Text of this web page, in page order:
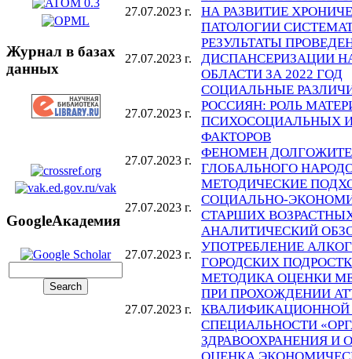
Журнал в базах
данных
GoogleАкадемия
27.07.2023 г.
НА РАЗВИТИЕ
ПАТОЛОГИИ
27.07.2023 г.
РЕЗУЛЬТАТЫ
ДИСПАНСЕРИЗАЦИИ
ОБЛАСТИ ЗА 2022 ГОД
27.07.2023 г.
СОЦИАЛЬНЫЕ
РОССИЯН: РОЛЬ
ПСИХОСОЦИАЛЬНЫХ
ФАКТОРОВ
27.07.2023 г.
ФЕНОМЕН
ГЛОБАЛЬНОГО
27.07.2023 г.
МЕТОДИЧЕСКИЕ
СОЦИАЛЬНО-
СТАРШИХ
АНАЛИТИЧЕСКИЙ
27.07.2023 г.
УПОТРЕБЛЕНИЕ
ГОРОДСКИХ
27.07.2023 г.
МЕТОДИКА ОЦЕНКИ
ПРИ ПРОХОЖДЕНИИ
КВАЛИФИКАЦИОННОЙ
СПЕЦИАЛЬНОСТИ
ЗДРАВООХРАНЕНИЯ И